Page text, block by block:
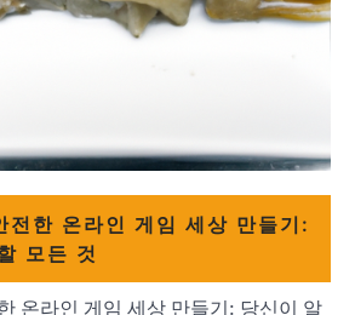
전한 온라인 게임 세상 만들기:
모든 것
온라인 게임 세상 만들기: 당신이 알